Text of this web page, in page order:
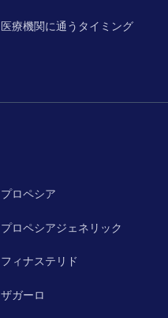
医療機関に通うタイミング
プロペシア
プロペシアジェネリック
フィナステリド
ザガーロ